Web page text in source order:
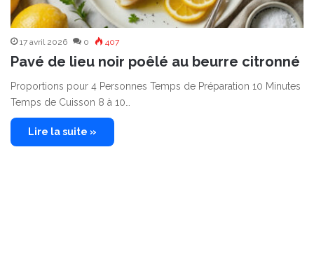
17 avril 2026 0 407
Pavé de lieu noir poêlé au beurre citronné
Proportions pour 4 Personnes Temps de Préparation 10 Minutes
Temps de Cuisson 8 à 10…
Lire la suite »